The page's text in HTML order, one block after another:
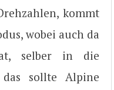
kommt
wobei auch da
selber in die
das sollte Alpine